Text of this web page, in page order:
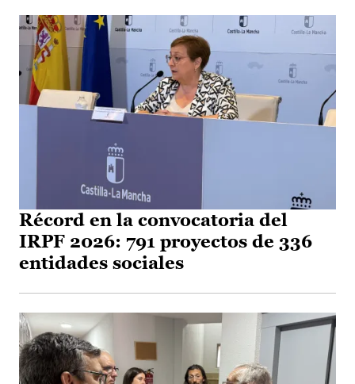
Récord en la convocatoria del
IRPF 2026: 791 proyectos de 336
entidades sociales